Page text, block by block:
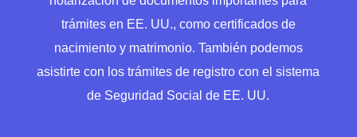
trámites en EE. UU., como certificados de
nacimiento y matrimonio. También podemos
asistirte con los trámites de registro con el sistema
de Seguridad Social de EE. UU.